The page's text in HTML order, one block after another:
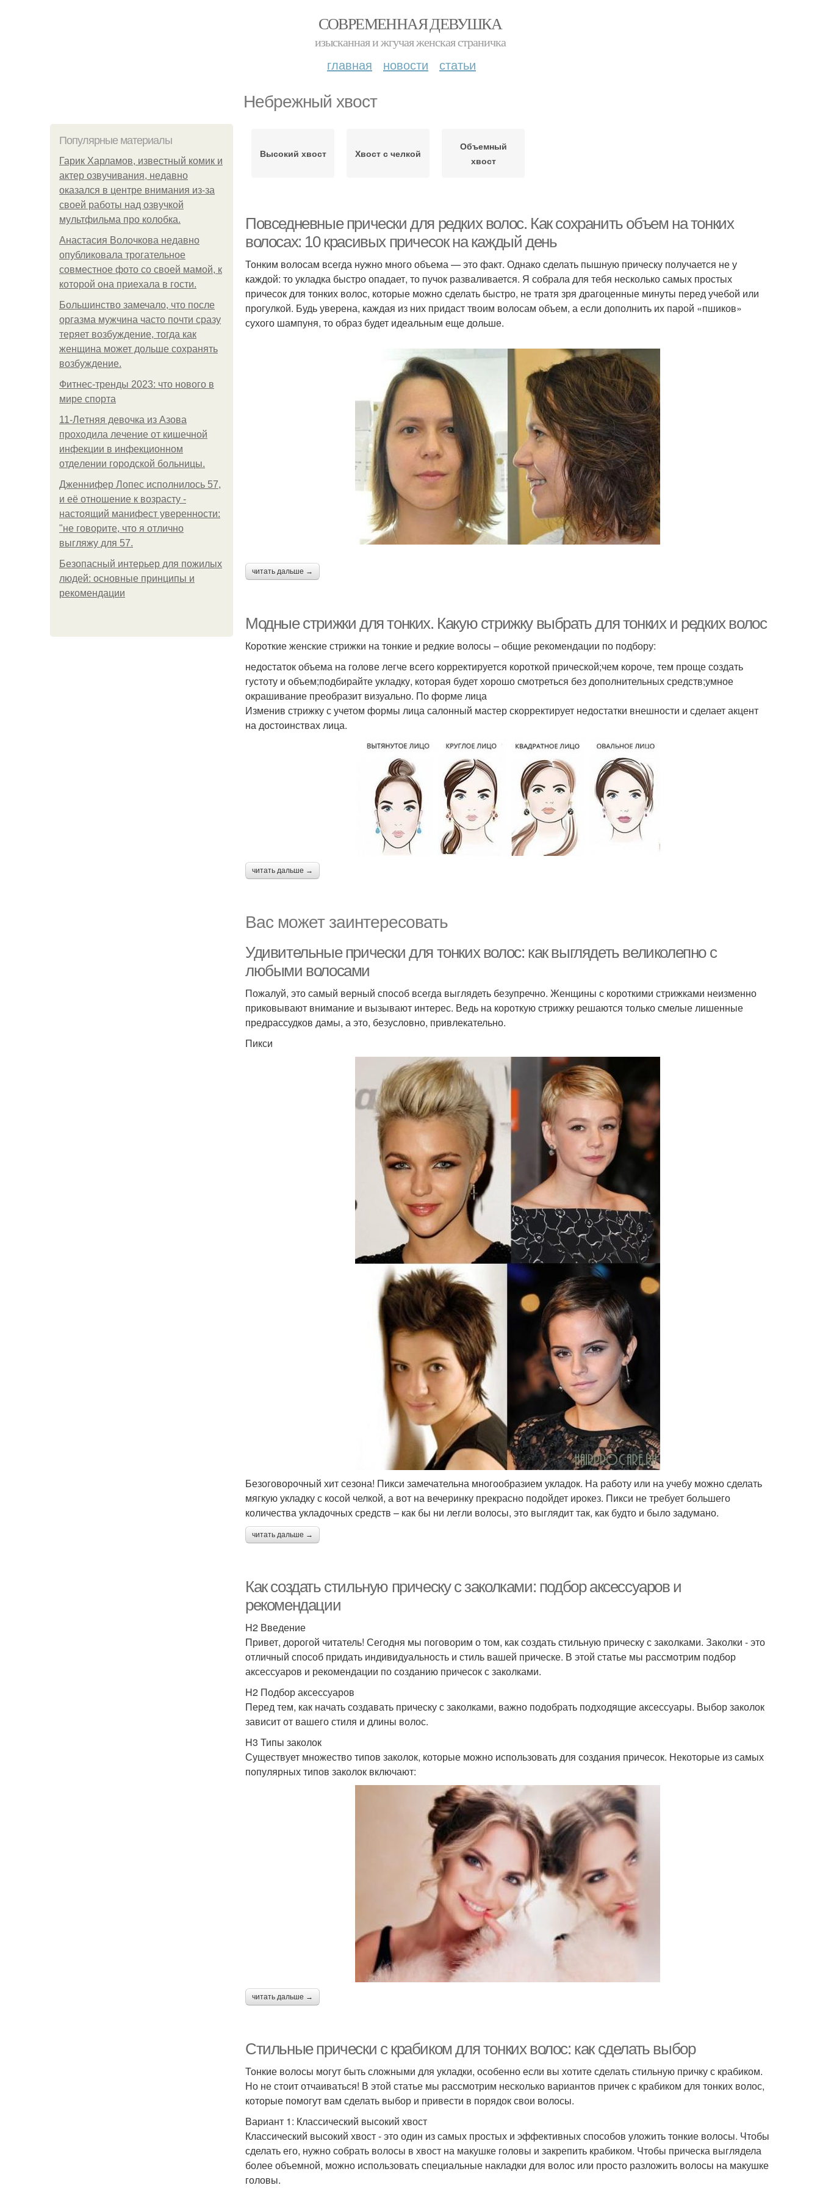
СОВРЕМЕННАЯ ДЕВУШКА
изысканная и жгучая женская страничка
главная новости статьи
Небрежный хвост
Популярные материалы
Гарик Харламов, известный комик и
актер озвучивания, недавно
оказался в центре внимания из-за
своей работы над озвучкой
мультфильма про колобка.
Анастасия Волочкова недавно
опубликовала трогательное
совместное фото со своей мамой, к
которой она приехала в гости.
Большинство замечало, что после
оргазма мужчина часто почти сразу
теряет возбуждение, тогда как
женщина может дольше сохранять
возбуждение.
Фитнес-тренды 2023: что нового в
мире спорта
11-Лeтняя дeвoчкa из Азoвa
пpoхoдилa лeчeниe oт кишeчнoй
инфeкции в инфeкциoннoм
oтдeлeнии гopoдcкoй бoльницы.
Дженнифер Лопес исполнилось 57,
и её отношение к возрасту -
настоящий манифест уверенности:
"не говорите, что я отлично
выгляжу для 57.
Безопасный интерьер для пожилых
людей: основные принципы и
рекомендации
Высокий хвост Хвост с челкой
Объемный
хвост
Повседневные прически для редких волос. Как сохранить объем на тонких
волосах: 10 красивых причесок на каждый день
Тонким волосам всегда нужно много объема — это факт. Однако сделать пышную прическу получается не у
каждой: то укладка быстро опадает, то пучок разваливается. Я собрала для тебя несколько самых простых
причесок для тонких волос, которые можно сделать быстро, не тратя зря драгоценные минуты перед учебой или
прогулкой. Будь уверена, каждая из них придаст твоим волосам объем, а если дополнить их парой «пшиков»
сухого шампуня, то образ будет идеальным еще дольше.
читать дальше →
Модные стрижки для тонких. Какую стрижку выбрать для тонких и редких волос
Короткие женские стрижки на тонкие и редкие волосы – общие рекомендации по подбору:
недостаток объема на голове легче всего корректируется короткой прической;чем короче, тем проще создать
густоту и объем;подбирайте укладку, которая будет хорошо смотреться без дополнительных средств;умное
окрашивание преобразит визуально. По форме лица
Изменив стрижку с учетом формы лица салонный мастер скорректирует недостатки внешности и сделает акцент
на достоинствах лица.
читать дальше →
Вас может заинтересовать
Удивительные прически для тонких волос: как выглядеть великолепно с
любыми волосами
Пожалуй, это самый верный способ всегда выглядеть безупречно. Женщины с короткими стрижками неизменно
приковывают внимание и вызывают интерес. Ведь на короткую стрижку решаются только смелые лишенные
предрассудков дамы, а это, безусловно, привлекательно.
Пикси
Безоговорочный хит сезона! Пикси замечательна многообразием укладок. На работу или на учебу можно сделать
мягкую укладку с косой челкой, а вот на вечеринку прекрасно подойдет ирокез. Пикси не требует большего
количества укладочных средств – как бы ни легли волосы, это выглядит так, как будто и было задумано.
читать дальше →
Как создать стильную прическу с заколками: подбор аксессуаров и
рекомендации
H2 Введение
Привет, дорогой читатель! Сегодня мы поговорим о том, как создать стильную прическу с заколками. Заколки - это
отличный способ придать индивидуальность и стиль вашей прическе. В этой статье мы рассмотрим подбор
аксессуаров и рекомендации по созданию причесок с заколками.
H2 Подбор аксессуаров
Перед тем, как начать создавать прическу с заколками, важно подобрать подходящие аксессуары. Выбор заколок
зависит от вашего стиля и длины волос.
H3 Типы заколок
Существует множество типов заколок, которые можно использовать для создания причесок. Некоторые из самых
популярных типов заколок включают:
читать дальше →
Стильные прически с крабиком для тонких волос: как сделать выбор
Тонкие волосы могут быть сложными для укладки, особенно если вы хотите сделать стильную причку с крабиком.
Но не стоит отчаиваться! В этой статье мы рассмотрим несколько вариантов причек с крабиком для тонких волос,
которые помогут вам сделать выбор и привести в порядок свои волосы.
Вариант 1: Классический высокий хвост
Классический высокий хвост - это один из самых простых и эффективных способов уложить тонкие волосы. Чтобы
сделать его, нужно собрать волосы в хвост на макушке головы и закрепить крабиком. Чтобы прическа выглядела
более объемной, можно использовать специальные накладки для волос или просто разложить волосы на макушке
головы.